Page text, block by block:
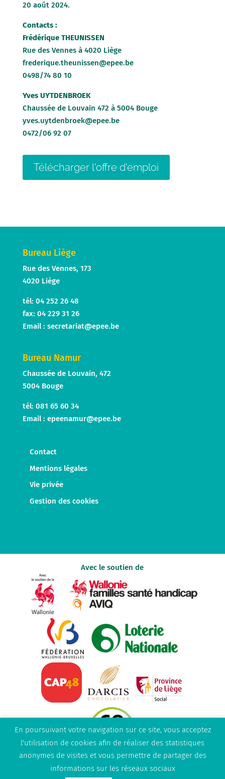
20 août 2024.
Contacts :
Frédérique THEUNISSEN
Rue des Vennes à 4020 Liège
frederique.theunissen@epee.be
0498/74 80 10
Yves UYTDENBROEK
Chaussée de Louvain 472 à 5004 Bouge
yves.uytdenbroek@epee.be
0472/06 92 07
Télécharger l'offre d'emploi
Bureau Liège
Rue des Vennes, 173
4020 Liège
tél: 04 252 26 48
fax: 04 229 31 26
Email : secretariat@epee.be
Bureau Namur
Chaussée de Louvain, 472
5004 Bouge
tél: 081 65 60 34
Email : epeenamur@epee.be
Contact
Mentions légales
Vie privée
Gestion des cookies
Avec le soutien de
Powered byBeOnTheWeb - Création de sites
En poursuivant votre navigation sur ce site, vous acceptez
l'utilisation de cookies afin de réaliser des statistiques
anonymes de visites et vous permettre de partager des
informations sur les réseaux sociaux